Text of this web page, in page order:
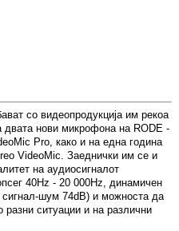
со видеопродукција им рекоа
двата нови микрофона на RODE -
Pro, како и на една година
VideoMic. Заеднички им се и
на аудиосигналот
40Hz - 20 000Hz, динамичен
сигнал-шум 74dB) и можноста да
разни ситуации и на различни